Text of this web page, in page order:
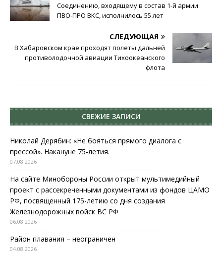
Соединению, входящему в состав 1-й армии
ПВО-ПРО ВКС, исполнилось 55 лет
СЛЕДУЮЩАЯ
В Хабаровском крае проходят полеты дальней
противолодочной авиации Тихоокеанского
флота
СВЕЖИЕ ЗАПИСИ
Николай Дерябин: «Не бояться прямого диалога с
прессой». Накануне 75-летия.
07.08.2026
На сайте Минобороны России открыт мультимедийный
проект с рассекреченными документами из фондов ЦАМО
РФ, посвященный 175-летию со дня создания
Железнодорожных войск ВС РФ
06.08.2026
Район плавания – неограничен
04.08.2026